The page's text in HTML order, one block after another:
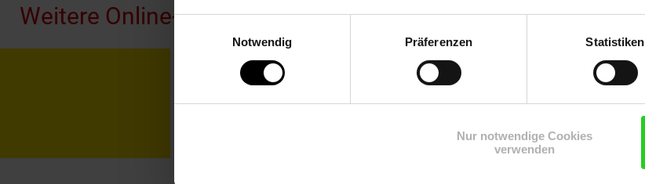
Notwendig
Präferenzen Statistiken
Nur notwendige Cookies
verwenden
Weitere Online-Angebote
Netto Reisen Weinwelt Rezeptwelt